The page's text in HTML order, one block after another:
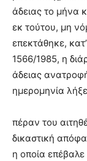
άδειας το μήνα
εκ τούτου, μη
επεκτάθηκε,
1566/1985, η
άδειας
ημερομηνία
πέραν του
δικαστική
η οποία